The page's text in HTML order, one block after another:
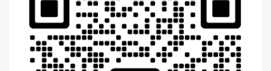
Gucci 658574 96IWN 4076
马衔扣1955系列GG迷你手袋
Gucci 651055 UULAG 9682
Ophidia系列GG小号手提包
扫一扫 微信 交流